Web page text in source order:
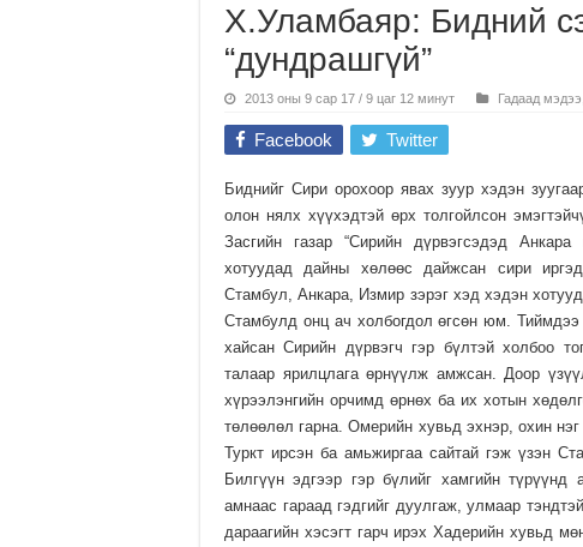
Х.Уламбаяр: Бидний
“дундрашгүй”
2013 оны 9 сар 17 / 9 цаг 12 минут Гадаад мэдээ
Facebook Twitter
Биднийг Сири орохоор явах зуур хэдэн
олон нялх хүүхэдтэй өрх толгойлсон
Засгийн газар “Сирийн дүрвэгсэдэд
хотуудад дайны хөлөөс дайжсан сири
Стамбул, Анкара, Измир зэрэг хэд хэдэн
Стамбулд онц ач холбогдол өгсөн юм.
хайсан Сирийн дүрвэгч гэр бүлтэй холбоо
талаар ярилцлага өрнүүлж амжсан. Доор
хүрээлэнгийн орчимд өрнөх ба их хотын
төлөөлөл гарна. Омерийн хувьд эхнэр, охин
Туркт ирсэн ба амьжиргаа сайтай гэж үзэн
Билгүүн эдгээр гэр бүлийг хамгийн түрүүнд
амнаас гараад гэдгийг дуулгаж, улмаар
дараагийн хэсэгт гарч ирэх Хадерийн хувьд